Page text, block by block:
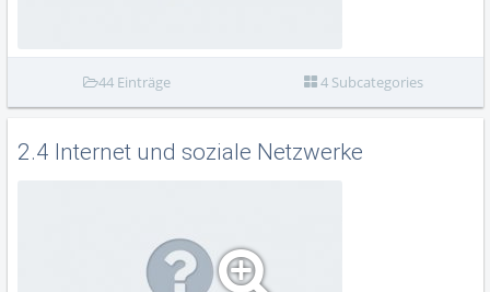
44 Einträge 4 Subcategories
2.4 Internet und soziale Netzwerke